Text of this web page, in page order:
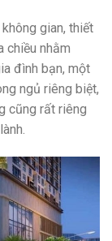
gian, thiết
chiều nhằm
đình bạn, một
ngủ riêng biệt,
cũng rất riêng